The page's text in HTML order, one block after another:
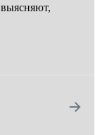
→